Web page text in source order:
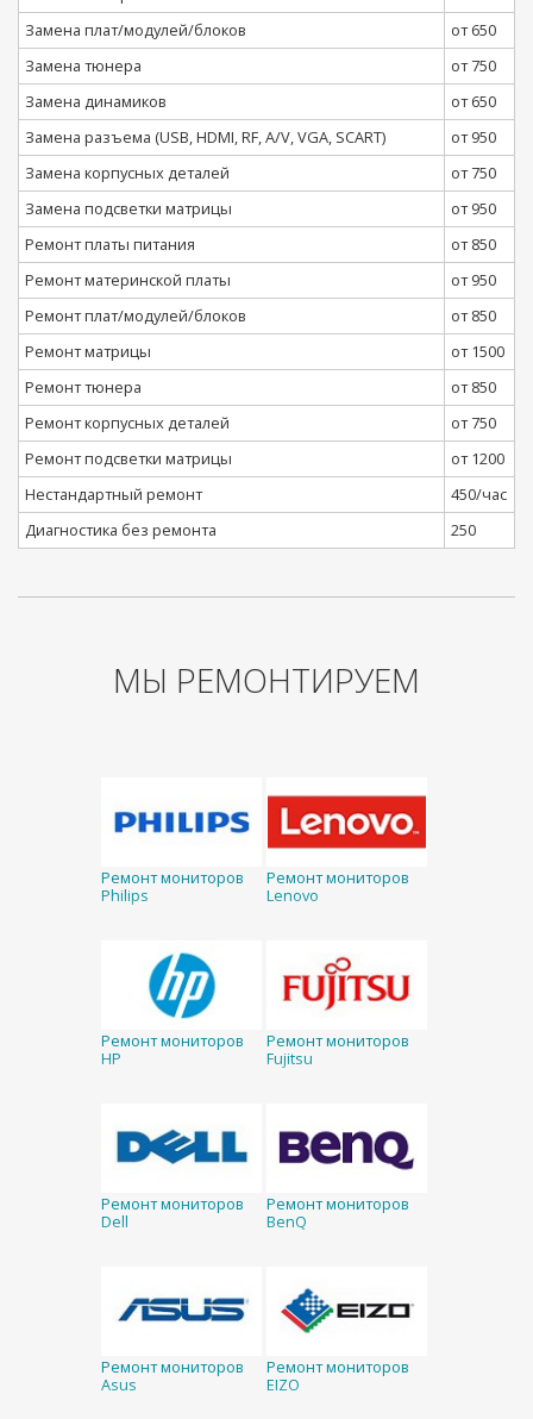
Замена плат/модулей/блоков
от 650
Замена тюнера
от 750
Замена динамиков
от 650
Замена разъема (USB, HDMI, RF, A/V, VGA, SCART)
от 950
Замена корпусных деталей
от 750
Замена подсветки матрицы
от 950
Ремонт платы питания
от 850
Ремонт материнской платы
от 950
Ремонт плат/модулей/блоков
от 850
Ремонт матрицы
от 1500
Ремонт тюнера
от 850
Ремонт корпусных деталей
от 750
Ремонт подсветки матрицы
от 1200
Нестандартный ремонт
450/час
Диагностика без ремонта
250
МЫ РЕМОНТИРУЕМ
Ремонт мониторов
Philips
Ремонт мониторов
Lenovo
Ремонт мониторов
HP
Ремонт мониторов
Fujitsu
Ремонт мониторов
Dell
Ремонт мониторов
BenQ
Ремонт мониторов
Asus
Ремонт мониторов
EIZO